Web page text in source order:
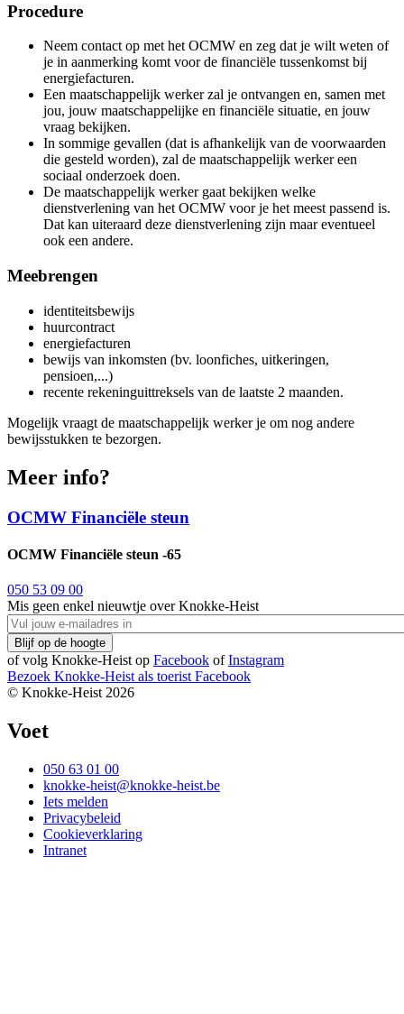
Procedure
Neem contact op met het OCMW en zeg dat je wilt weten of
je in aanmerking komt voor de financiële tussenkomst bij
energiefacturen.
Een maatschappelijk werker zal je ontvangen en, samen met
jou, jouw maatschappelijke en financiële situatie, en jouw
vraag bekijken.
In sommige gevallen (dat is afhankelijk van de voorwaarden
die gesteld worden), zal de maatschappelijk werker een
sociaal onderzoek doen.
De maatschappelijk werker gaat bekijken welke
dienstverlening van het OCMW voor je het meest passend is.
Dat kan uiteraard deze dienstverlening zijn maar eventueel
ook een andere.
Meebrengen
identiteitsbewijs
huurcontract
energiefacturen
bewijs van inkomsten (bv. loonfiches, uitkeringen,
pensioen,...)
recente rekeninguittreksels van de laatste 2 maanden.
Mogelijk vraagt de maatschappelijk werker je om nog andere
bewijsstukken te bezorgen.
Meer info?
OCMW Financiële steun
OCMW Financiële steun -65
050 53 09 00
Mis geen enkel nieuwtje over Knokke-Heist
of volg Knokke-Heist op Facebook ofInstagram
Bezoek Knokke-Heist als toerist Facebook
© Knokke-Heist 2026
Voet
050 63 01 00
knokke-heist@knokke-heist.be
Iets melden
Privacybeleid
Cookieverklaring
Intranet